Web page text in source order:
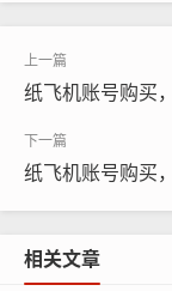
纸飞机账号购买
纸飞机账号购买
相关文章